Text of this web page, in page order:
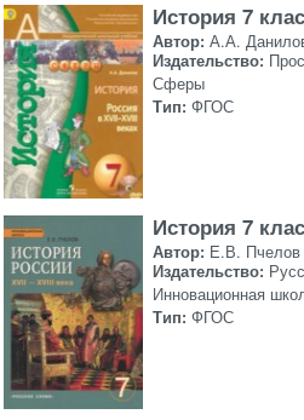
История 7
Автор: А.А.
Издательство:
Сферы
Тип: ФГОС
История 7
Автор: Е.В. Пчелов
Издательство:
Инновационная
Тип: ФГОС